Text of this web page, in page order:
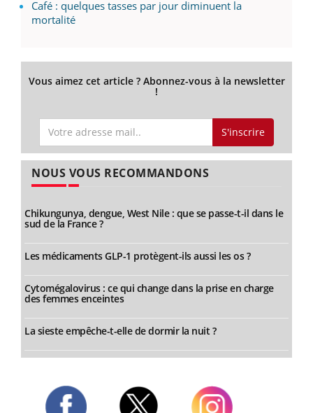
Café : quelques tasses par jour diminuent la
mortalité
Vous aimez cet article ? Abonnez-vous à la newsletter
!
S'inscrire
NOUS VOUS RECOMMANDONS
Chikungunya, dengue, West Nile : que se passe-t-il dans le
sud de la France ?
Les médicaments GLP-1 protègent-ils aussi les os ?
Cytomégalovirus : ce qui change dans la prise en charge
des femmes enceintes
La sieste empêche-t-elle de dormir la nuit ?